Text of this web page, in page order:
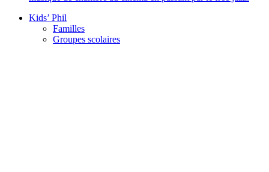
Kids’ Phil
Familles
Groupes scolaires